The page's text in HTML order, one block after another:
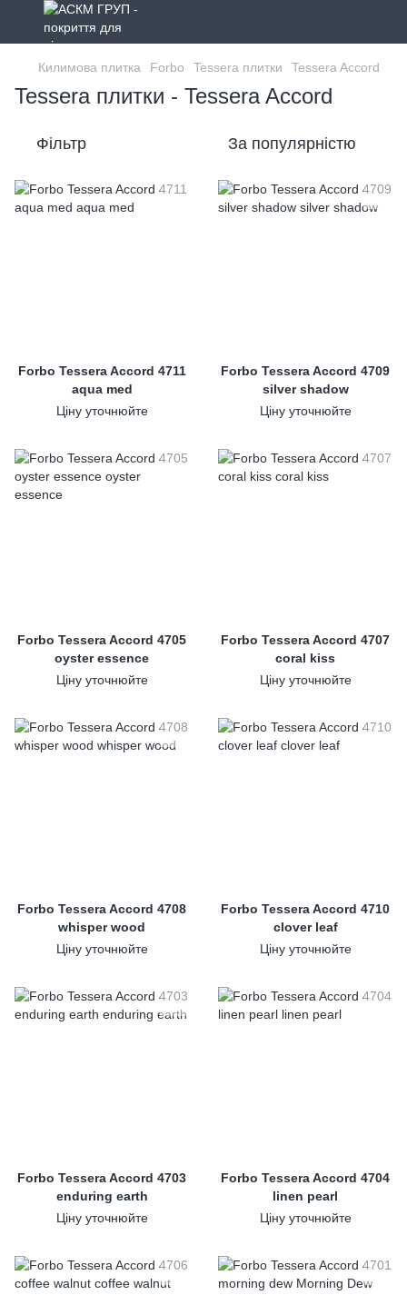
Килимова плитка Forbo Tessera плитки Tessera Accord
Tessera плитки - Tessera Accord
Фільтр За популярністю
Forbo Tessera Accord 4711
aqua med
Ціну уточнюйте
Forbo Tessera Accord 4709
silver shadow
Ціну уточнюйте
Forbo Tessera Accord 4705
oyster essence
Ціну уточнюйте
Forbo Tessera Accord 4707
coral kiss
Ціну уточнюйте
Forbo Tessera Accord 4708
whisper wood
Ціну уточнюйте
Forbo Tessera Accord 4710
clover leaf
Ціну уточнюйте
Forbo Tessera Accord 4703
enduring earth
Ціну уточнюйте
Forbo Tessera Accord 4704
linen pearl
Ціну уточнюйте